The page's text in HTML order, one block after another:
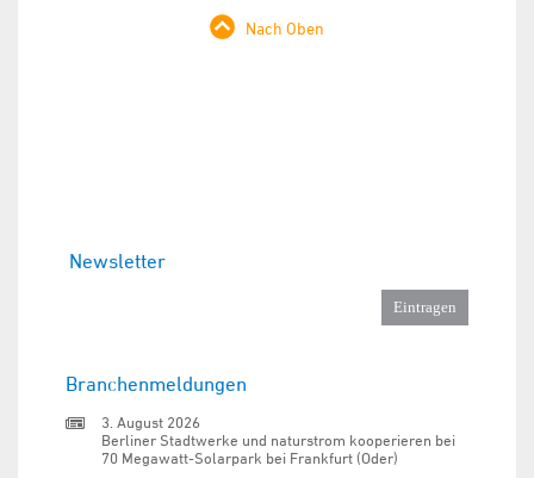
Nach Oben
Newsletter
Branchenmeldungen
3. August 2026
Berliner Stadtwerke und naturstrom kooperieren bei
70 Megawatt-Solarpark bei Frankfurt (Oder)